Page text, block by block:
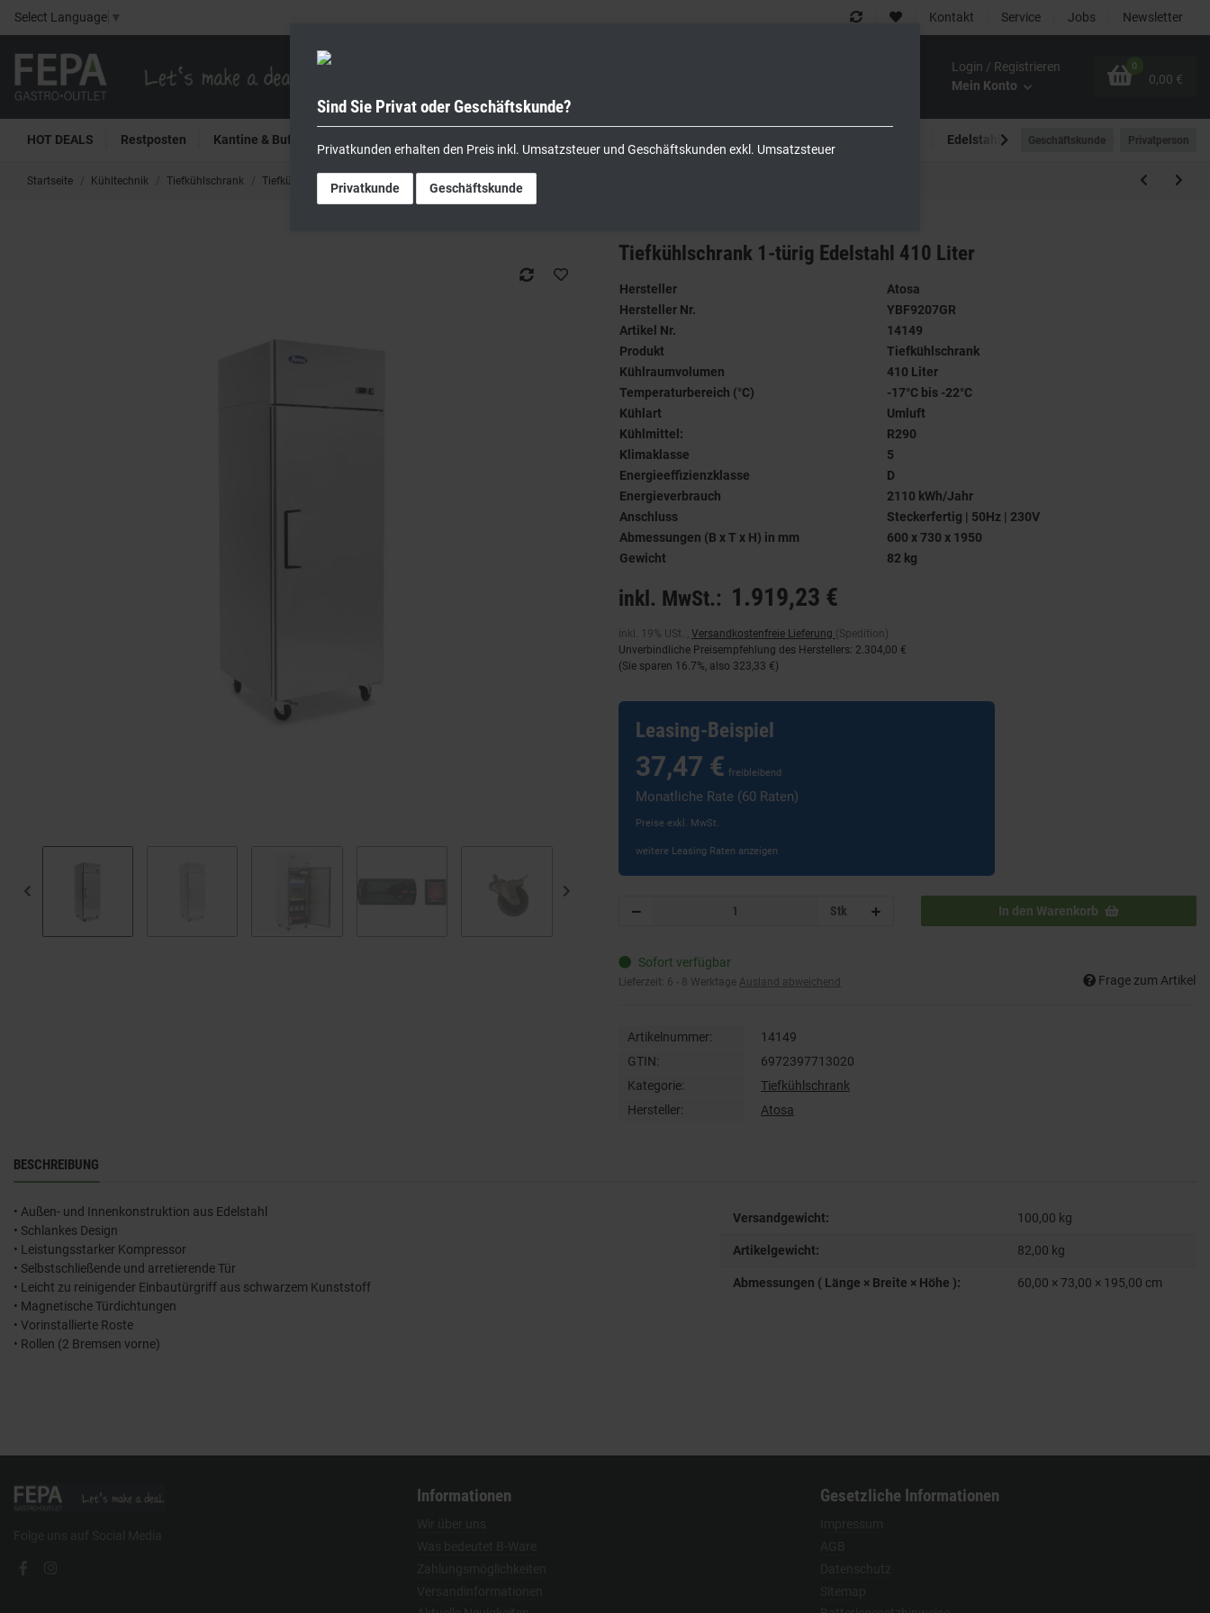
Select Language ▼ Kontakt Service Jobs Newsletter
Login / Registrieren
Mein Konto
0
0,00 €
HOT DEALS Restposten Kantine & Buffet Edelstahlmöbel Outdoor-Bereich
Geschäftskunde Privatperson
Startseite Kühltechnik Tiefkühlschrank Tiefkühlschrank 1-türig Edelstahl 410 Liter
Tiefkühlschrank 1-türig Edelstahl 410 Liter
Hersteller
Atosa
Hersteller Nr.
YBF9207GR
Artikel Nr.
14149
Produkt
Tiefkühlschrank
Kühlraumvolumen
410 Liter
Temperaturbereich (°C)
-17°C bis -22°C
Kühlart
Umluft
Kühlmittel:
R290
Klimaklasse
5
Energieeffizienzklasse
D
Energieverbrauch
2110 kWh/Jahr
Anschluss
Steckerfertig | 50Hz | 230V
Abmessungen (B x T x H) in mm
600 x 730 x 1950
Gewicht
82 kg
inkl. MwSt.: 1.919,23 €
inkl. 19% USt. , Versandkostenfreie Lieferung (Spedition)
Unverbindliche Preisempfehlung des Herstellers: 2.304,00 €
(Sie sparen 16.7%, also 323,33 €)
Leasing-Beispiel
37,47 € freibleibend
Monatliche Rate (60 Raten)
Preise exkl. MwSt.
weitere Leasing Raten anzeigen
Stk In den Warenkorb
Sofort verfügbar
Lieferzeit: 6 - 8 Werktage Ausland abweichend Frage zum Artikel
Artikelnummer:
14149
GTIN:
6972397713020
Kategorie:
Tiefkühlschrank
Hersteller:
Atosa
BESCHREIBUNG
• Außen- und Innenkonstruktion aus Edelstahl
• Schlankes Design
• Leistungsstarker Kompressor
• Selbstschließende und arretierende Tür
• Leicht zu reinigender Einbautürgriff aus schwarzem Kunststoff
• Magnetische Türdichtungen
• Vorinstallierte Roste
• Rollen (2 Bremsen vorne)
Versandgewicht: 100,00 kg
Artikelgewicht: 82,00 kg
Abmessungen ( Länge × Breite × Höhe ): 60,00 × 73,00 × 195,00 cm
Informationen Gesetzliche Informationen
Sind Sie Privat oder Geschäftskunde?
Privatkunden erhalten den Preis inkl. Umsatzsteuer und Geschäftskunden exkl. Umsatzsteuer
Privatkunde Geschäftskunde